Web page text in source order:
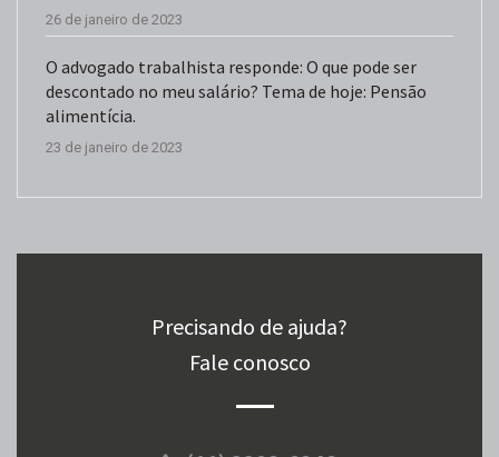
26 de janeiro de 2023
O advogado trabalhista responde: O que pode ser
descontado no meu salário? Tema de hoje: Pensão
alimentícia.
23 de janeiro de 2023
Precisando de ajuda?
Fale conosco